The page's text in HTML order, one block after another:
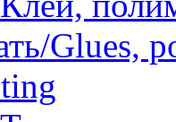
Glues,